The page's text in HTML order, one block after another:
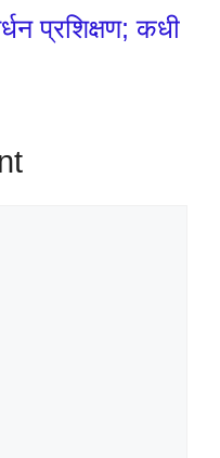
प्रशिक्षण; कधी